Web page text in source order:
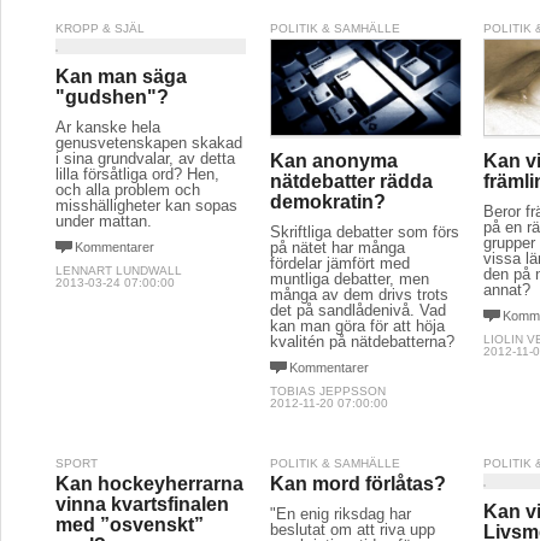
KROPP & SJÄL
Kan man säga
"gudshen"?
Är kanske hela
genusvetenskapen skakad
i sina grundvalar, av detta
lilla försåtliga ord? Hen,
och alla problem och
misshälligheter kan sopas
under mattan.
Kommentarer
LENNART LUNDWALL
2013-03-24 07:00:00
POLITIK & SAMHÄLLE
Kan anonyma
nätdebatter rädda
demokratin?
Skriftliga debatter som förs
på nätet har många
fördelar jämfört med
muntliga debatter, men
många av dem drivs trots
det på sandlådenivå. Vad
kan man göra för att höja
kvalitén på nätdebatterna?
Kommentarer
TOBIAS JEPPSSON
2012-11-20 07:00:00
POLITIK
Kan
Beror
på en
vissa
den på
annat?
LIOLIN
2012-11-
SPORT
Kan hockeyherrarna
vinna kvartsfinalen
med ”osvenskt”
POLITIK & SAMHÄLLE
Kan mord förlåtas?
"En enig riksdag har
beslutat om att riva upp
POLITIK
Kan